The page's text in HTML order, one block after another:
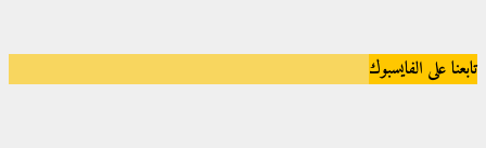
تابعنا على الفايسبوك